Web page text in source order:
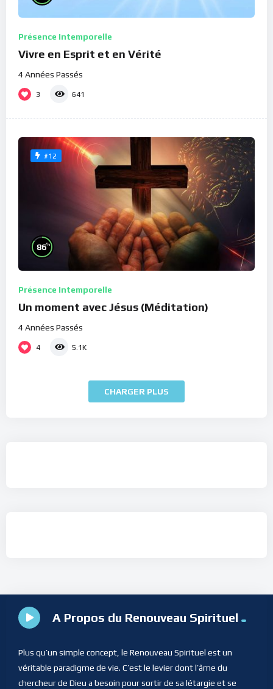
Présence Intemporelle
Vivre en Esprit et en Vérité
4 Années Passés
3 641
#12
86%
Présence Intemporelle
Un moment avec Jésus (Méditation)
4 Années Passés
4 5.1K
CHARGER PLUS
A Propos du Renouveau Spirituel
Plus qu’un simple concept, le Renouveau Spirituel est un
véritable paradigme de vie. C’est le levier dont l’âme du
chercheur de Dieu a besoin pour sortir de sa létargie et se